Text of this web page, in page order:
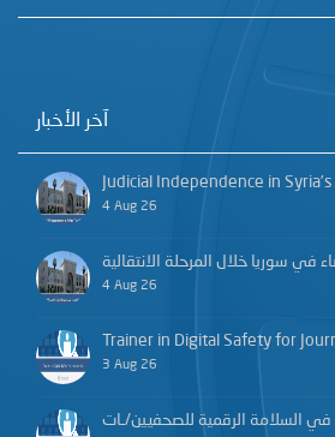
آخر الأخبار
Judicial Independence in
4 Aug 26
في سوريا خلال المرحلة الانتقالية
4 Aug 26
Trainer in Digital Safety for
3 Aug 26
السلامة الرقمية للصحفيين/ـات